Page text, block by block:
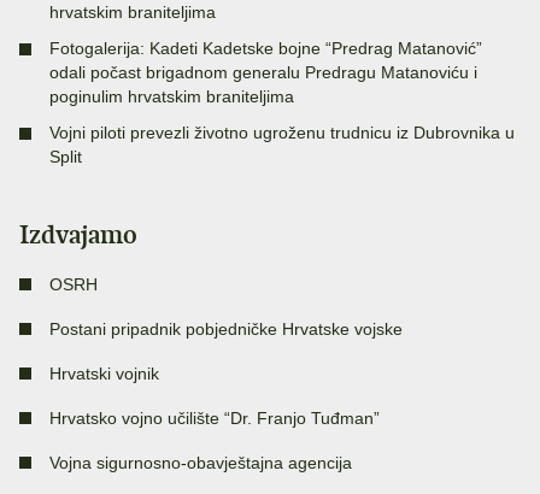
hrvatskim braniteljima
Fotogalerija: Kadeti Kadetske bojne “Predrag Matanović”
odali počast brigadnom generalu Predragu Matanoviću i
poginulim hrvatskim braniteljima
Vojni piloti prevezli životno ugroženu trudnicu iz Dubrovnika u
Split
Izdvajamo
OSRH
Postani pripadnik pobjedničke Hrvatske vojske
Hrvatski vojnik
Hrvatsko vojno učilište “Dr. Franjo Tuđman”
Vojna sigurnosno-obavještajna agencija